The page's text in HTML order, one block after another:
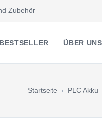
Zubehör
ÜBER UNS
Startseite PLC Akku